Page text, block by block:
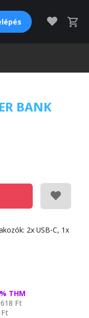
BANK
2x USB-C, 1x
THM
Ft
Ft